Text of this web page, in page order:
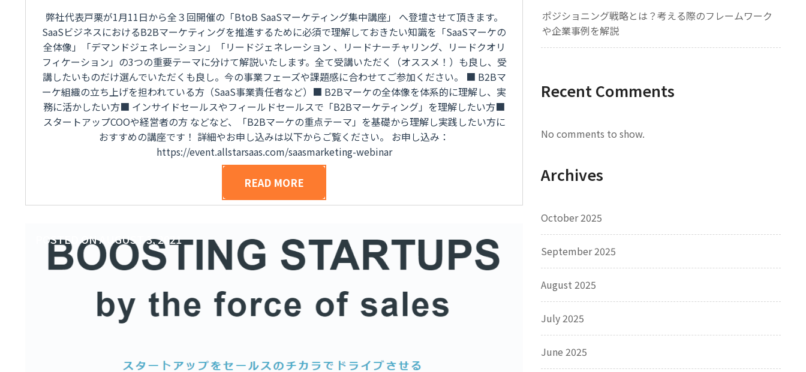
弊社代表戸栗が1月11日から全３回開催の「BtoB SaaSマーケティング集中講座」 へ登壇させて頂きます。
SaaSビジネスにおけるB2Bマーケティングを推進するために必須で理解しておきたい知識を「SaaSマーケの
全体像」「デマンドジェネレーション」「リードジェネレーション 、リードナーチャリング、リードクオリ
フィケーション」の3つの重要テーマに分けて解説いたします。全て受講いただく（オススメ！）も良し、受
講したいものだけ選んでいただくも良し。今の事業フェーズや課題感に合わせてご参加ください。 ■ B2Bマ
ーケ組織の立ち上げを担われている方（SaaS事業責任者など）■ B2Bマーケの全体像を体系的に理解し、実
務に活かしたい方■ インサイドセールスやフィールドセールスで「B2Bマーケティング」を理解したい方■
スタートアップCOOや経営者の方 などなど、「B2Bマーケの重点テーマ」を基礎から理解し実践したい方に
おすすめの講座です！ 詳細やお申し込みは以下からご覧ください。 お申し込み：
https://event.allstarsaas.com/saasmarketing-webinar
READ MORE
POSTED ONAUGUST 3, 2021
ポジショニング戦略とは？考える際のフレームワーク
や企業事例を解説
Recent Comments
No comments to show.
Archives
October 2025
September 2025
August 2025
July 2025
June 2025